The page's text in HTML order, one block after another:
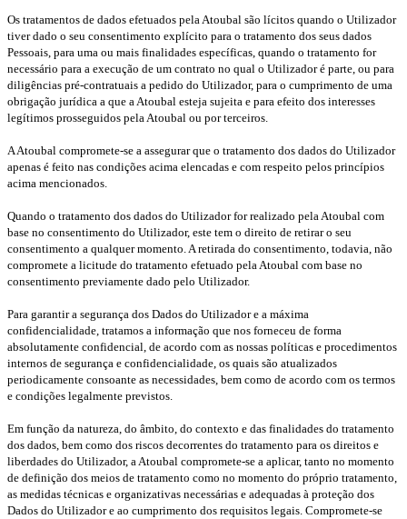
Os tratamentos de dados efetuados pela Atoubal são lícitos quando o Utilizador
tiver dado o seu consentimento explícito para o tratamento dos seus dados
Pessoais, para uma ou mais finalidades específicas, quando o tratamento for
necessário para a execução de um contrato no qual o Utilizador é parte, ou para
diligências pré-contratuais a pedido do Utilizador, para o cumprimento de uma
obrigação jurídica a que a Atoubal esteja sujeita e para efeito dos interesses
legítimos prosseguidos pela Atoubal ou por terceiros.
A Atoubal compromete-se a assegurar que o tratamento dos dados do Utilizador
apenas é feito nas condições acima elencadas e com respeito pelos princípios
acima mencionados.
Quando o tratamento dos dados do Utilizador for realizado pela Atoubal com
base no consentimento do Utilizador, este tem o direito de retirar o seu
consentimento a qualquer momento. A retirada do consentimento, todavia, não
compromete a licitude do tratamento efetuado pela Atoubal com base no
consentimento previamente dado pelo Utilizador.
Para garantir a segurança dos Dados do Utilizador e a máxima
confidencialidade, tratamos a informação que nos forneceu de forma
absolutamente confidencial, de acordo com as nossas políticas e procedimentos
internos de segurança e confidencialidade, os quais são atualizados
periodicamente consoante as necessidades, bem como de acordo com os termos
e condições legalmente previstos.
Em função da natureza, do âmbito, do contexto e das finalidades do tratamento
dos dados, bem como dos riscos decorrentes do tratamento para os direitos e
liberdades do Utilizador, a Atoubal compromete-se a aplicar, tanto no momento
de definição dos meios de tratamento como no momento do próprio tratamento,
as medidas técnicas e organizativas necessárias e adequadas à proteção dos
Dados do Utilizador e ao cumprimento dos requisitos legais. Compromete-se